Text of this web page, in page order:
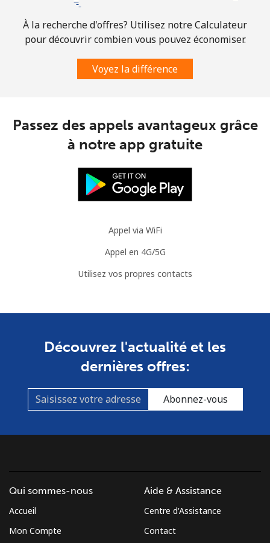
À la recherche d'offres? Utilisez notre Calculateur
pour découvrir combien vous pouvez économiser.
Voyez la différence
Passez des appels avantageux grâce
à notre app gratuite
Appel via WiFi
Appel en 4G/5G
Utilisez vos propres contacts
Découvrez l'actualité et les
dernières offres:
Abonnez-vous
Qui sommes-nous
Accueil
Mon Compte
Aide & Assistance
Centre d'Assistance
Contact